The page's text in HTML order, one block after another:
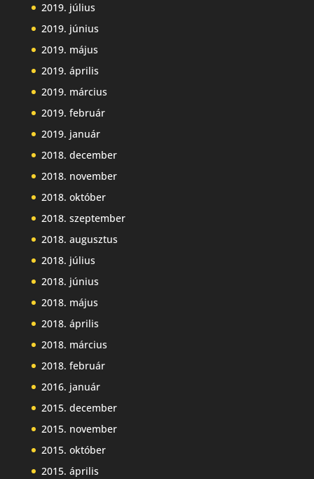
2019. július
2019. június
2019. május
2019. április
2019. március
2019. február
2019. január
2018. december
2018. november
2018. október
2018. szeptember
2018. augusztus
2018. július
2018. június
2018. május
2018. április
2018. március
2018. február
2016. január
2015. december
2015. november
2015. október
2015. április